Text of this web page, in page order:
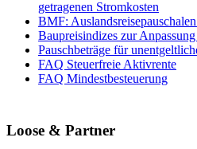
getragenen Stromkosten
BMF:
Baupreisindizes zur
Pauschbeträge für
FAQ Steuerfreie Aktivrente
FAQ Mindestbesteuerung
Loose & Partner